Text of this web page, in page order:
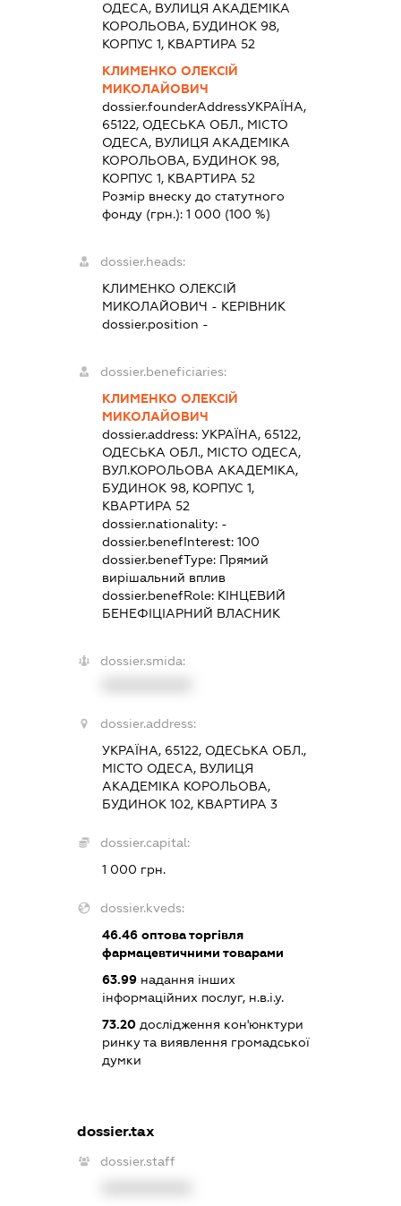
ОДЕСА, ВУЛИЦЯ АКАДЕМІКА
КОРОЛЬОВА, БУДИНОК 98,
КОРПУС 1, КВАРТИРА 52
КЛИМЕНКО ОЛЕКСІЙ
МИКОЛАЙОВИЧ
dossier.founderAddressУКРАЇНА,
65122, ОДЕСЬКА ОБЛ., МІСТО
ОДЕСА, ВУЛИЦЯ АКАДЕМІКА
КОРОЛЬОВА, БУДИНОК 98,
КОРПУС 1, КВАРТИРА 52
Розмір внеску до статутного
фонду (грн.):1 000 (100 %)
dossier.heads:
КЛИМЕНКО ОЛЕКСІЙ
МИКОЛАЙОВИЧ - КЕРІВНИК
dossier.position -
dossier.beneficiaries:
КЛИМЕНКО ОЛЕКСІЙ
МИКОЛАЙОВИЧ
dossier.address:УКРАЇНА, 65122,
ОДЕСЬКА ОБЛ., МІСТО ОДЕСА,
ВУЛ.КОРОЛЬОВА АКАДЕМІКА,
БУДИНОК 98, КОРПУС 1,
КВАРТИРА 52
dossier.nationality: -
dossier.benefInterest:100
dossier.benefType: Прямий
вирішальний вплив
dossier.benefRole: КІНЦЕВИЙ
БЕНЕФІЦІАРНИЙ ВЛАСНИК
dossier.smida:
dossier.address:
УКРАЇНА, 65122, ОДЕСЬКА ОБЛ.,
МІСТО ОДЕСА, ВУЛИЦЯ
АКАДЕМІКА КОРОЛЬОВА,
БУДИНОК 102, КВАРТИРА 3
dossier.capital:
1 000 грн.
dossier.kveds:
46.46 оптова торгівля
фармацевтичними товарами
63.99 надання інших
інформаційних послуг, н.в.і.у.
73.20 дослідження кон'юнктури
ринку та виявлення громадської
думки
dossier.tax
dossier.staff